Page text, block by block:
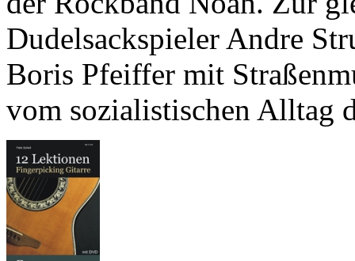
Dudelsackspieler Andre
Boris Pfeiffer mit
vom sozialistischen Alltag